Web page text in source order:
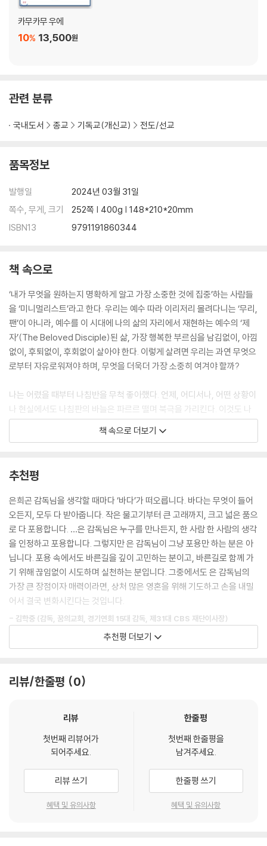
‘졸라맨’인가, 신앙인인가 · 166
8만 리 밖에서 가르쳐주러 오는데 · 168
‘나’를 ‘향’한 봉사와 헌신 ‘사역’ · 177
1173번째 기적―나눔과 생명 · 181
하나님의 사랑을 나누는 삶이 예물 · 185
세상은 ‘이런 교회’를 보고 싶어라 · 197
매일매일 크리스마스! · 206
밧세바 신드롬과 노블레스 오블리주 · 211
나 하나만큼은 · 216
너, 하나님의 사람아! · 221
헤아림 · 225
그렝이질 신앙 · 229
부모가 살아야 자식이 산다! · 233
RESET―성경 안으로 · 237
응가 하는 인형 · 241
OF, FOR, WITH, BY · 245
카무카무 우에
13,500원
10%
관련 분류
국내도서 종교 기독교(개신교) 전도/선교
품목정보
발행일
2024년 03월 31일
쪽수, 무게, 크기
252쪽 | 400g | 148*210*20mm
ISBN13
9791191860344
책 속으로
‘내가 무엇을 원하는지 명확하게 알고 가장 소중한 것에 집중’하는 사람들
을 ‘미니멀리스트’라고 한다. 우리는 예수 따라 이리저리 몰려다니는 ‘무리,
팬’이 아니라, 예수를 이 시대에 나의 삶의 자리에서 재현하는 예수의 ‘제
자’(The Beloved Disciple)된 삶, 가장 행복한 부르심을 남김없이, 아낌
없이, 후퇴없이, 후회없이 살아야 한다. 이렇게 살려면 우리는 과연 무엇으
로부터 자유로워져야 하며, 무엇을 더욱더 가장 소중히 여겨야 할까?
나는 어렸을 때부터 나침반을 무척 좋아했다. 언제, 어디서나, 어떤 상황이
나 현실에서도 나침판의 바늘은 파르르 떨며 북극을 가리킨다. 이것도 나
침판의 기본과 원칙이다. 떨림이 없는 그래서 방향을 찾지 못하는 나침판
이라면 아무짝에도 쓸모없는 고장 난 나침판이다. 항상 파르르 떠는 그 떨
우리에게는 비록 그리 살지는 못할지라도 예수를 따라 살고 싶은 그 떨림
이 항상 파르르 살아 있어야 한다. 그리고 언제, 어디서나, 어떤 상황이나
현실에서도(반복) 항상 예수를 향한 방향성만큼은 잃지 말아야 한다. 운전
할 때도 약간의 핸들 움직임은 직진하는 데 아무 영향을 주지 않는다. 이것
을 ‘유격’이라고 한다. ‘삶의 유격’ 또한 존재한다. 좌우로 약간은 움직여도
방향을 잃지 않는 ‘인생의 유격’ 말이다.
예수가 부르신 사역의 삶의 자리(Calling)에서 소명의 열정을 갖고 파르르
떠는 떨림으로 원칙과 기본을 잃지 않고 항상 하나님 나라를 가리키며 사
벗어날지라도, 어느 자리에서든지 그렇게 살려고 최선을 다해 노력하려는
끈을 놓치지만 않는다면, 내 안에, 가정 안에, 교회 안에, 공동체 안에, 세상
말로 주님이 받을 만한 향기가 될 것이다. 지금도 주님의 음성은 꽃잎 위에
내리는 햇살처럼 내게로 다가온다. 부드러운 터치(Touch)로 다가오는 주
님의 사랑, 그것을 감당하지 못하는 불감증만으로도 우리는 이미 죄인이
야구 방망이로 두들기면 자다가도 벌떡 일어나겠지만, 주님의 마음이야 어
디 그런 식으로 자녀들을 대하고 싶으실까? 그 세미한 간섭을 느끼지 못하
책 속으로 더보기
추천평
은희곤 감독님을 생각할 때마다 ‘바다’가 떠오릅니다. 바다는 무엇이 들어
오든지, 모두 다 받아줍니다. 작은 물고기부터 큰 고래까지, 크고 넓은 품으
로 다 포용합니다. …은 감독님은 누구를 만나든지, 한 사람 한 사람의 생각
을 인정하고 포용합니다. 그렇지만 은 감독님이 그냥 포용만 하는 분은 아
닙니다. 포용 속에서도 바른길을 깊이 고민하는 분이고, 바른길로 함께 가
기 위해 끊임없이 시도하며 실천하는 분입니다. 그중에서도 은 감독님의
가장 큰 장점이자 매력이라면, 상처 많은 영혼을 위해 기도하고 손을 내밀
어서 결국 변화시킨다는 것입니다.
- 김학중 (감독, 꿈의교회, 경기연회 15대 감독, 제31대 CBS 재단이사장)
『카무카무 우에』는 자칫 타인에게 끌려다니는 우유부단으로 갈팡질팡하
홍수가 난 후 탁류 속에서 맑은 물을 향하여 상류로 헤엄쳐 가는 물고기의
복한 세상을 같이 꿈꾸며 만들어 나가는 독자 여러분들이 되시기를 기도합
- 유경동 (박사, 감리교신학대학교 총장)
변화하는 환경 속에서 신앙을 부여잡고 애쓴 은희곤 감독님의 모습들이 책
을 가득 채우고 있습니다. 우리는 이 책을 통해 그의 신앙과 인품을 배울 수
추천평 더보기
리뷰/한줄평 0
리뷰
첫번째 리뷰어가
되어주세요.
리뷰 쓰기
혜택 및 유의사항
한줄평
첫번째 한줄평을
남겨주세요.
한줄평 쓰기
혜택 및 유의사항